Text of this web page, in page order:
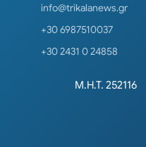
info@trikalanews.gr
+30 6987510037
+30 2431 0 24858
Μ.Η.Τ. 252116